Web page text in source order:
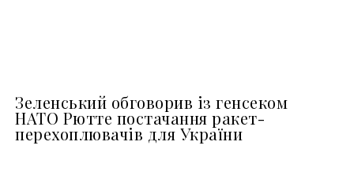
Зеленський обговорив із генсеком
НАТО Рютте постачання ракет-
перехоплювачів для України